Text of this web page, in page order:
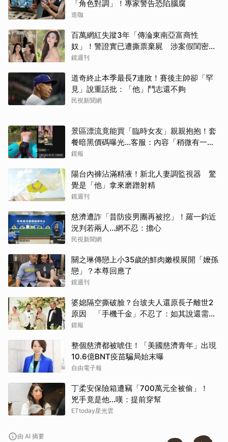
「角色對調」！專家警告恐陷腦腐
造咖
百萬網紅失蹤3年「傳淪東南亞富商性
奴」！警證實已遭撕票棄屍 涉案假閨密近
況曝光
鏡週刊
道奇終止本季最長7連敗！賽後主帥卻「罕
見」說重話批：「他」鬥志還不夠
民視新聞網
景區漂流竟能買「臨時女友」親親抱抱！套
餐暗黑價碼曝光…客服：內容「稍微有一點
尺度」
鏡報
陽台內褲沾滿精液！新北人妻調監視器 驚
覺是「他」拿來磨蹭射精
鏡週刊
慈濟遭詐「昔防疫男團再被挖」！羅一鈞近
況判若兩人…網不忍：擔心
民視新聞網
關之琳傳戀上小35歲的鮮肉嫩模展開「嬤孫
戀」？本尊回應了
鏡週刊
婆媳隔空撕破臉？台玻夫人還原長子離世2
原因 「手機千金」不忍了：如其說還需要
離開嗎？
鏡報
整個慈濟都被唬住！「美國慈濟青年」出現
10.6億BNT疫苗騙局始末曝
自由電子報
丁柔安保險箱遭竊「700萬元全被偷」！
兇手竟是他...嘆：提前穿幫
ETtoday星光雲
由 AI 摘要